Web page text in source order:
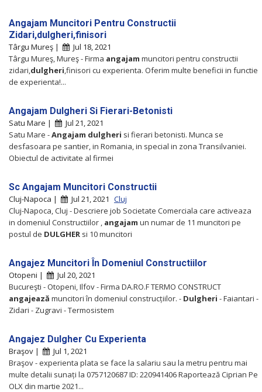
Angajam Muncitori Pentru Constructii
Zidari,dulgheri,finisori
Târgu Mureş |
Jul 18, 2021
Târgu Mureş, Mureş - Firma angajam muncitori pentru constructii
zidari, dulgheri ,finisori cu experienta. Oferim multe beneficii in functie
de experienta!...
Angajam Dulgheri Si Fierari-Betonisti
Satu Mare |
Jul 21, 2021
Satu Mare -Angajam dulgheri si fierari betonisti. Munca se
desfasoara pe santier, in Romania, in special in zona Transilvaniei.
Obiectul de activitate al firmei
Sc Angajam Muncitori Constructii
Cluj-Napoca | Jul 21, 2021 Cluj
Cluj-Napoca, Cluj - Descriere job Societate Comerciala care activeaza
in domeniul Constructiilor , angajam un numar de 11 muncitori pe
postul de DULGHER si 10 muncitori
Angajez Muncitori În Domeniul Constructiilor
Otopeni |
Jul 20, 2021
Bucureşti - Otopeni, Ilfov - Firma DA.RO.F TERMO CONSTRUCT
angajează muncitori în domeniul construcțiilor. - Dulgheri - Faiantari -
Zidari - Zugravi - Termosistem
Angajez Dulgher Cu Experienta
Braşov |
Jul 1, 2021
Braşov - experienta plata se face la salariu sau la metru pentru mai
multe detalii sunați la 0757120687 ID: 220941406 Raportează Ciprian Pe
OLX din martie 2021...